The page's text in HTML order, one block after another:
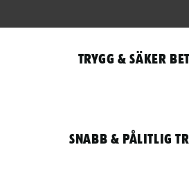
Trygg & säker
Snabb & pålitlig